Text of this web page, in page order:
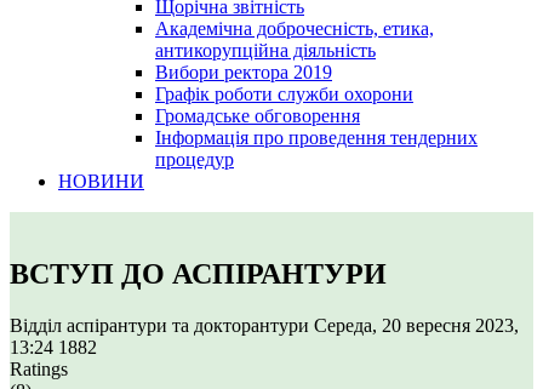
Щорічна звітність
Академічна доброчесність, етика,
антикорупційна діяльність
Вибори ректора 2019
Графік роботи служби охорони
Громадське обговорення
Інформація про проведення тендерних
процедур
НОВИНИ
ВСТУП ДО АСПІРАНТУРИ
Відділ аспірантури та докторантури Середа, 20 вересня 2023,
13:24 1882
Ratings